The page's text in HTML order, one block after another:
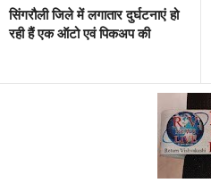
सिंगरौली जिले में लगातार दुर्घटनाएं हो
रही हैं एक ऑटो एवं पिकअप की